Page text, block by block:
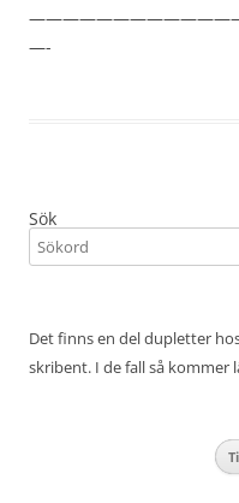
—-
Sök
Det finns en del dupletter
skribent. I de fall så kommer